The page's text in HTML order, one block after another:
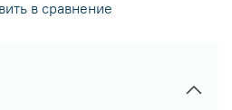
в сравнение